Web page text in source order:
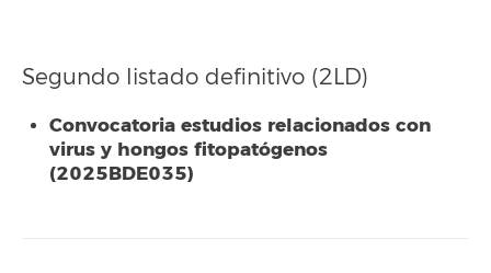
Segundo listado definitivo (2LD)
Convocatoria estudios relacionados con
virus y hongos fitopatógenos
(2025BDE035)